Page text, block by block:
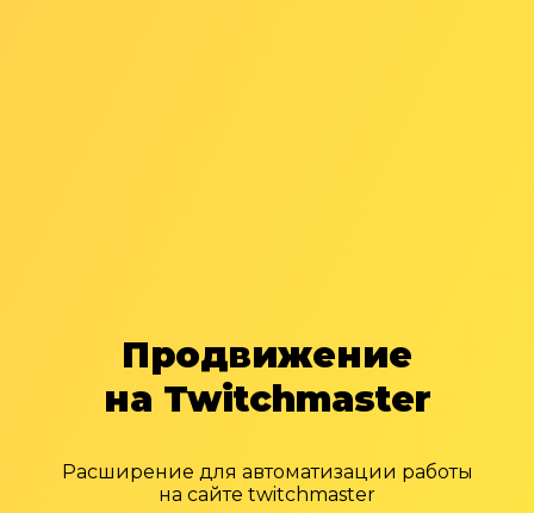
Продвижение
на Twitchmaster
Расширение для автоматизации работы
на сайте twitchmaster